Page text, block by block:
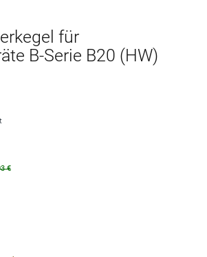
für
B-Serie B20 (HW)
€